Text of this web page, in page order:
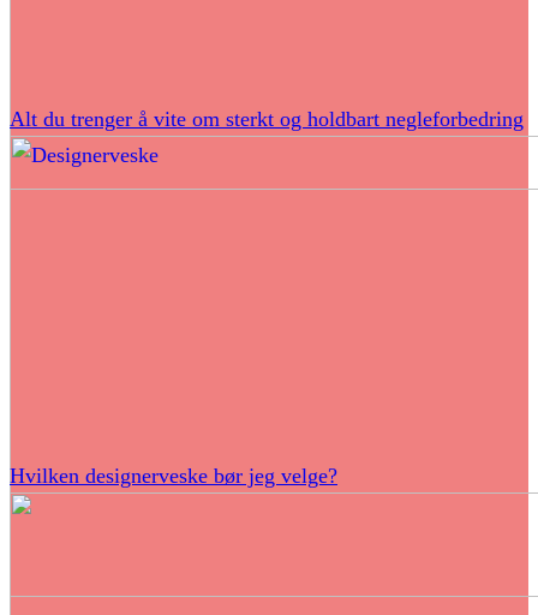
Alt du trenger å vite om sterkt og holdbart negleforbedring
Hvilken designerveske bør jeg velge?